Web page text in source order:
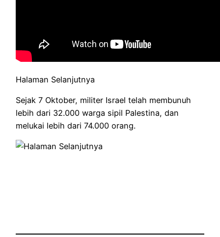
Halaman Selanjutnya
Sejak 7 Oktober, militer Israel telah membunuh
lebih dari 32.000 warga sipil Palestina, dan
melukai lebih dari 74.000 orang.